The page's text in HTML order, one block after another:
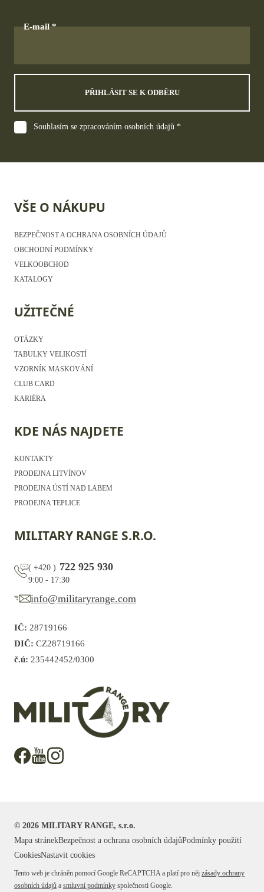
E-mail
PŘIHLÁSIT SE K ODBĚRU
Souhlasím se zpracováním osobních údajů *
VŠE O NÁKUPU
BEZPEČNOST A OCHRANA OSOBNÍCH ÚDAJŮ
OBCHODNÍ PODMÍNKY
VELKOOBCHOD
KATALOGY
UŽITEČNÉ
OTÁZKY
TABULKY VELIKOSTÍ
VZORNÍK MASKOVÁNÍ
CLUB CARD
KARIÉRA
KDE NÁS NAJDETE
KONTAKTY
PRODEJNA LITVÍNOV
PRODEJNA ÚSTÍ NAD LABEM
PRODEJNA TEPLICE
MILITARY RANGE S.R.O.
( +420 ) 722 925 930
9:00 - 17:30
info@militaryrange.com
IČ: 28719166
DIČ: CZ28719166
č.ú: 235442452/0300
© 2026 MILITARY RANGE, s.r.o.
Mapa stránekBezpečnost a ochrana osobních údajůPodmínky použití
CookiesNastavit cookies
Tento web je chráněn pomocí Google ReCAPTCHA a platí pro něj zásady ochrany
osobních údajů a smluvní podmínky společnosti Google.